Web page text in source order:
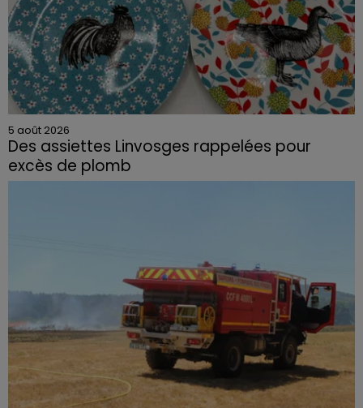
5 août 2026
Des assiettes Linvosges rappelées pour
excès de plomb
Du plomb a été détecté dans deux assiettes en